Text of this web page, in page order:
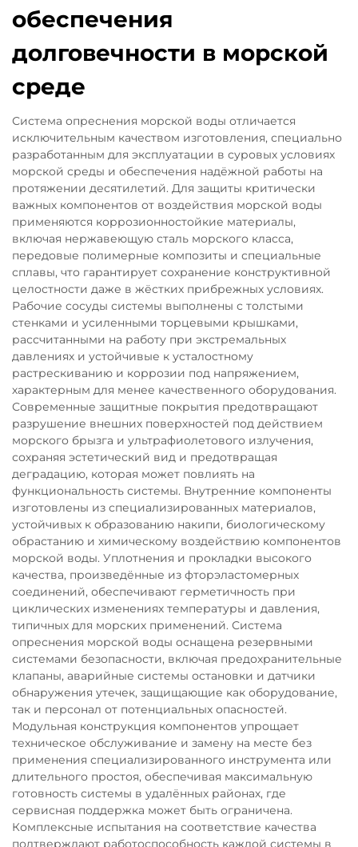
обеспечения
долговечности в морской
среде
Система опреснения морской воды отличается
исключительным качеством изготовления, специально
разработанным для эксплуатации в суровых условиях
морской среды и обеспечения надёжной работы на
протяжении десятилетий. Для защиты критически
важных компонентов от воздействия морской воды
применяются коррозионностойкие материалы,
включая нержавеющую сталь морского класса,
передовые полимерные композиты и специальные
сплавы, что гарантирует сохранение конструктивной
целостности даже в жёстких прибрежных условиях.
Рабочие сосуды системы выполнены с толстыми
стенками и усиленными торцевыми крышками,
рассчитанными на работу при экстремальных
давлениях и устойчивые к усталостному
растрескиванию и коррозии под напряжением,
характерным для менее качественного оборудования.
Современные защитные покрытия предотвращают
разрушение внешних поверхностей под действием
морского брызга и ультрафиолетового излучения,
сохраняя эстетический вид и предотвращая
деградацию, которая может повлиять на
функциональность системы. Внутренние компоненты
изготовлены из специализированных материалов,
устойчивых к образованию накипи, биологическому
обрастанию и химическому воздействию компонентов
морской воды. Уплотнения и прокладки высокого
качества, произведённые из фторэластомерных
соединений, обеспечивают герметичность при
циклических изменениях температуры и давления,
типичных для морских применений. Система
опреснения морской воды оснащена резервными
системами безопасности, включая предохранительные
клапаны, аварийные системы остановки и датчики
обнаружения утечек, защищающие как оборудование,
так и персонал от потенциальных опасностей.
Модульная конструкция компонентов упрощает
техническое обслуживание и замену на месте без
применения специализированного инструмента или
длительного простоя, обеспечивая максимальную
готовность системы в удалённых районах, где
сервисная поддержка может быть ограничена.
Комплексные испытания на соответствие качества
подтверждают работоспособность каждой системы в